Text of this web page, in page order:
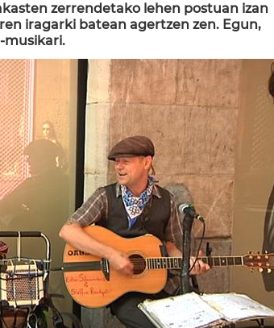
zerrendetako lehen postuan izan
iragarki batean agertzen zen. Egun,
musikari.